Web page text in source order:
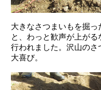
大きなさつまいもを掘
と、わっと歓声が上が
行われました。沢山の
大喜び。